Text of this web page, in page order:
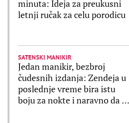
minuta: Ideja za preukusni
letnji ručak za celu porodicu
SATENSKI MANIKIR
Jedan manikir, bezbroj
čudesnih izdanja: Zendeja u
poslednje vreme bira istu
boju za nokte i naravno da je